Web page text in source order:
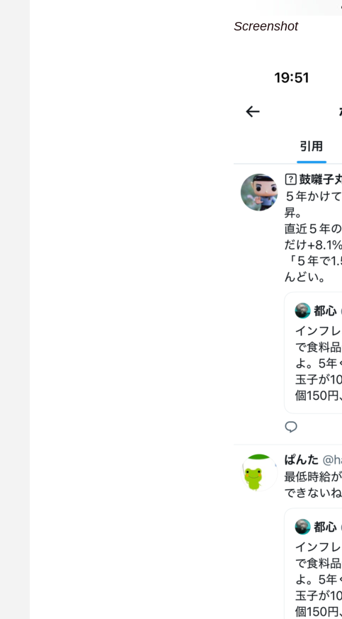
Screenshot